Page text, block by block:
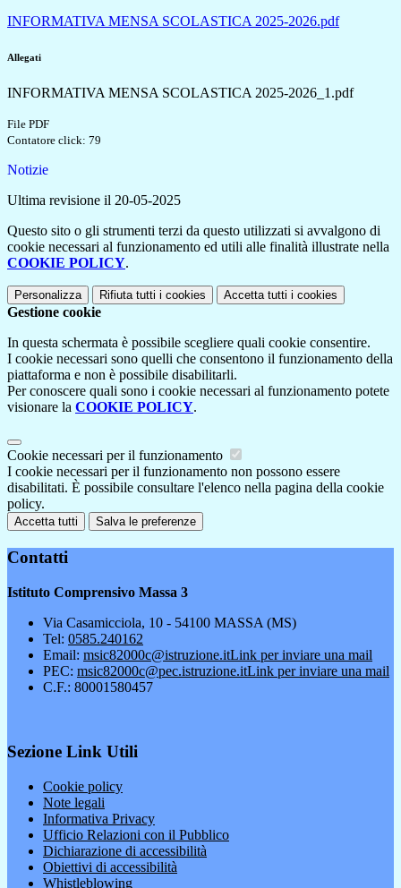
INFORMATIVA MENSA SCOLASTICA 2025-2026.pdf
Allegati
INFORMATIVA MENSA SCOLASTICA 2025-2026_1.pdf
File PDF
Contatore click: 79
Notizie
Ultima revisione il 20-05-2025
Questo sito o gli strumenti terzi da questo utilizzati si avvalgono di
cookie necessari al funzionamento ed utili alle finalità illustrate nella
COOKIE POLICY.
Personalizza Rifiuta tutti i cookies Accetta tutti i cookies
Gestione cookie
In questa schermata è possibile scegliere quali cookie consentire.
I cookie necessari sono quelli che consentono il funzionamento della
piattaforma e non è possibile disabilitarli.
Per conoscere quali sono i cookie necessari al funzionamento potete
visionare la COOKIE POLICY.
Cookie necessari per il funzionamento
I cookie necessari per il funzionamento non possono essere
disabilitati. È possibile consultare l'elenco nella pagina della cookie
policy.
Accetta tutti Salva le preferenze
Contatti
Istituto Comprensivo Massa 3
Via Casamicciola, 10 - 54100 MASSA (MS)
Tel: 0585.240162
Email: msic82000c@istruzione.itLink per inviare una mail
PEC: msic82000c@pec.istruzione.itLink per inviare una mail
C.F.: 80001580457
Sezione Link Utili
Cookie policy
Note legali
Informativa Privacy
Ufficio Relazioni con il Pubblico
Dichiarazione di accessibilità
Obiettivi di accessibilità
Whistleblowing